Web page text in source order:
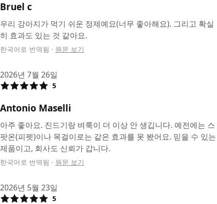
Bruel c
우리 강아지가 먹기 쉬운 정제예요(너무 좋아해요). 그리고 확실
히 효과도 있는 것 같아요.
한국어로 번역됨 · 원문 보기
2026년 7월 26일
5
Antonio Maselli
아주 좋아요. 진드기랑 벼룩이 더 이상 안 생깁니다. 예전에는 스
팟온(피펫)이나 목걸이로는 같은 효과를 못 봤어요. 믿을 수 있는
제품이고, 회사도 신뢰가 갑니다.
한국어로 번역됨 · 원문 보기
2026년 5월 23일
5